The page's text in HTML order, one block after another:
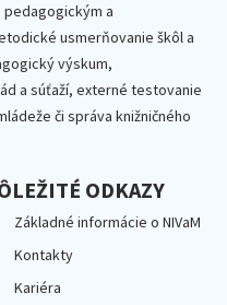
a
usmerňovanie škôl a
výskum,
a súťaží, externé testovanie
či správa knižničného
ODKAZY
Základné informácie o NIVaM
Kontakty
Kariéra